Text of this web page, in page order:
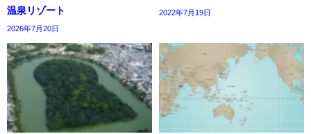
温泉リゾート
2026年7月20日
2022年7月19日